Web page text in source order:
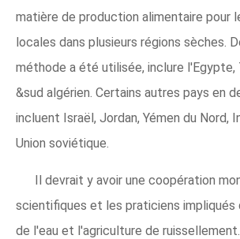
matière de production alimentaire pour
locales dans plusieurs régions sèches.
méthode a été utilisée, inclure l'Egypte,
&sud algérien. Certains autres pays en
incluent Israël, Jordan, Yémen du Nord,
Union soviétique.
Il devrait y avoir une coopération
scientifiques et les praticiens impliqués
de l'eau et l'agriculture de